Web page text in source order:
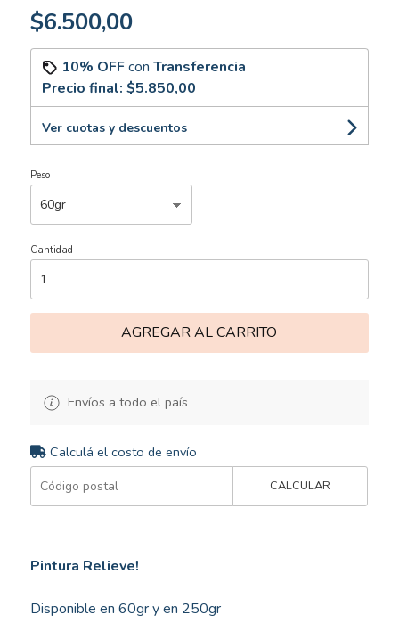
$6.500,00
10% OFFcon Transferencia
Precio final: $5.850,00
Ver cuotas y descuentos
Peso
Cantidad
AGREGAR AL CARRITO
Envíos a todo el país
Calculá el costo de envío
CALCULAR
Pintura Relieve!
Disponible en 60gr y en 250gr